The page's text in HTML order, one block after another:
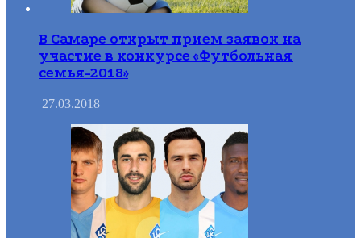
В Самаре открыт прием заявок на
участие в конкурсе «Футбольная
семья-2018»
27.03.2018